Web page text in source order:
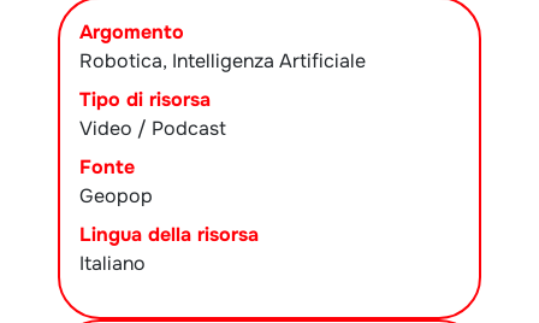
Argomento
Robotica, Intelligenza Artificiale
Tipo di risorsa
Video / Podcast
Fonte
Geopop
Lingua della risorsa
Italiano